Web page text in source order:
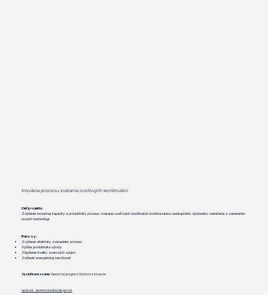
Inovácia procesu zvárania oceľových konštrukcií
Cieľ projektu:
Zvýšenie inovačnej kapacity a produktivity procesu zvárania oceľových konštrukcií modernizáciou existujúceho výrobného zariadenia a zavedením
nových technológií.
Prínosy:
Zvýšenie efektivity zváracieho procesu
Vyššia produktivita výroby
Zlepšenie kvality zvarových spojov
Zníženie energetickej náročnosti
Spolufinancovanie: Operačný program Výskum a inovácie
opvai.sk partnerskadohoda.gov.sk